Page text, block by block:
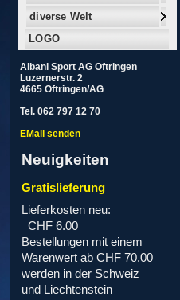
diverse Welt
LOGO
Albani Sport AG Oftringen
Luzernerstr. 2
4665 Oftringen/AG
Tel. 062 797 12 70
EMail senden
Neuigkeiten
Gratislieferung
Lieferkosten neu:
CHF 6.00
Bestellungen mit einem
Warenwert ab CHF 70.00
werden in der Schweiz
und Liechtenstein